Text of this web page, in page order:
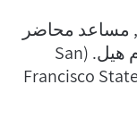
مساعد محاضر
في جامعة سان فرانسيسكو وجرهام هيل. (San
Francisco